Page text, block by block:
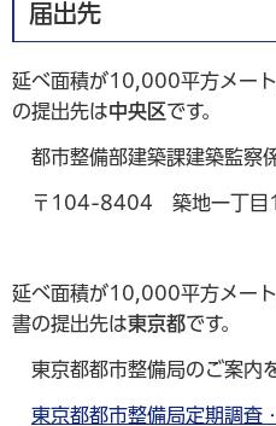
届出先
延べ面積が10,000平方メー
の提出先は中央区です。
都市整備部建築課建築監察
〒104-8404 築地一丁目1
延べ面積が10,000平方メー
書の提出先は東京都です。
東京都都市整備局のご案内
東京都都市整備局定期調査